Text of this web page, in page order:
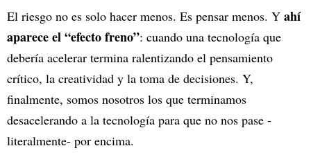
El riesgo no es solo hacer menos. Es pensar menos. Y ahí
aparece el “efecto freno”: cuando una tecnología que
debería acelerar termina ralentizando el pensamiento
crítico, la creatividad y la toma de decisiones. Y,
finalmente, somos nosotros los que terminamos
desacelerando a la tecnología para que no nos pase -
literalmente- por encima.